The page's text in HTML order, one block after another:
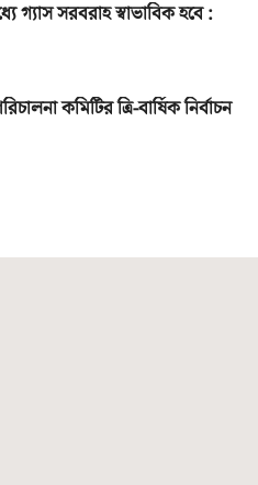
গ্যাস সরবরাহ স্বাভাবিক হবে :
কমিটির ত্রি-বার্ষিক নির্বাচন